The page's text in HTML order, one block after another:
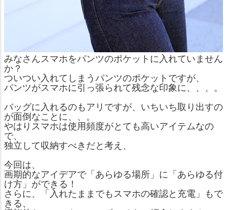
みなさんスマホをパンツのポケットに入れていません
か？
ついつい入れてしまうパンツのポケットですが、
パンツがスマホに引っ張られて残念な印象に、、、。
バッグに入れるのもアリですが、いちいち取り出すの
が面倒なことに、、。
やはりスマホは使用頻度がとても高いアイテムなの
で、
独立して収納すべきだと考え、
今回は、
画期的なアイデアで「あらゆる場所」に「あらゆる付
け方」ができる！
さらに、「入れたままでもスマホの確認と充電」もで
きる、